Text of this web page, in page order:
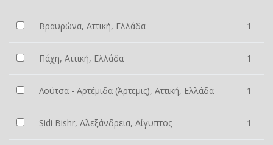
Βραυρώνα, Αττική, Ελλάδα 1
Πάχη, Αττική, Ελλάδα 1
Λούτσα - Αρτέμιδα (Άρτεμις), Αττική, Ελλάδα 1
Sidi Bishr, Αλεξάνδρεια, Αίγυπτος 1